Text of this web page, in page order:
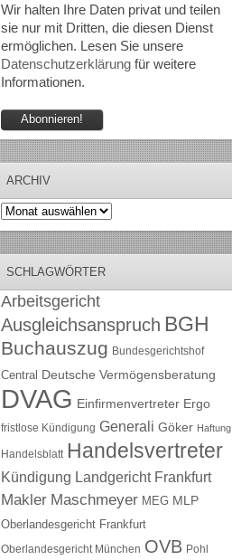
Wir halten Ihre Daten privat und teilen
sie nur mit Dritten, die diesen Dienst
ermöglichen. Lesen Sie unsere
Datenschutzerklärungfür weitere
Informationen.
ARCHIV
Archiv
SCHLAGWÖRTER
Arbeitsgericht
Ausgleichsanspruch BGH
Buchauszug Bundesgerichtshof
Central Deutsche Vermögensberatung
DVAG Einfirmenvertreter Ergo
fristlose Kündigung Generali Göker Haftung
Handelsblatt Handelsvertreter
Kündigung Landgericht Frankfurt
Makler Maschmeyer MEG MLP
Oberlandesgericht Frankfurt
Oberlandesgericht München OVB Pohl